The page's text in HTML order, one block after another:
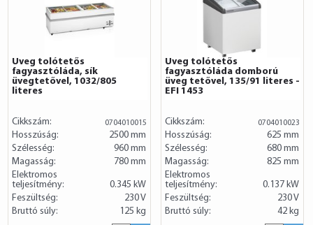
Üveg tolótetős
fagyasztóláda, sík
üvegtetővel, 1032/805
literes
Cikkszám: 0704010015
Hosszúság:
2500 mm
Szélesség:
960 mm
Magasság:
780 mm
Elektromos
teljesítmény:
0.345 kW
Feszültség:
230 V
Bruttó súly:
125 kg
Üveg tolótetős
fagyasztóláda domború
üveg tetővel, 135/91 literes -
EFI 1453
Cikkszám: 0704010023
Hosszúság:
625 mm
Szélesség:
680 mm
Magasság:
825 mm
Elektromos
teljesítmény:
0.137 kW
Feszültség:
230 V
Bruttó súly:
42 kg